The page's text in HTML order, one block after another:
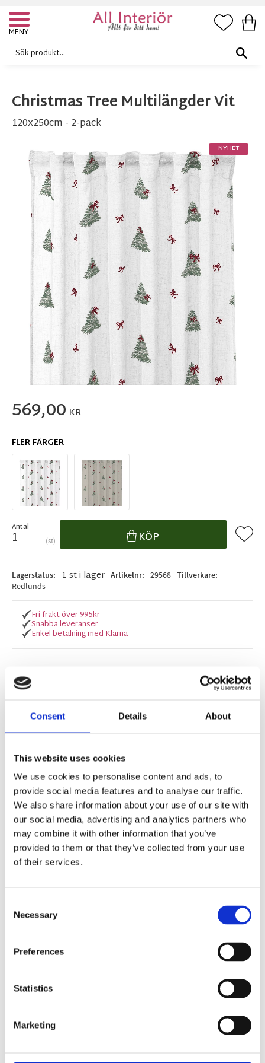
Consent Details About
This website uses cookies
We use cookies to personalise content and ads, to
provide social media features and to analyse our traffic.
We also share information about your use of our site with
our social media, advertising and analytics partners who
may combine it with other information that you’ve
provided to them or that they’ve collected from your use
of their services.
Selection
Necessary
Preferences
Statistics
Marketing
Meny
Christmas Tree Multilängder Vit
120x250cm - 2-pack
NYHET
569,00 KR
FLER FÄRGER
Antal
st KÖP Lägg
Lagerstatus 1 st i lager Artikelnr 29568 Tillverkare
Redlunds
Fri frakt över 995kr
Snabba leveranser
Enkel betalning med Klarna
BESKRIVNING
Söta multibandslängder i 2-pack med mönster
effekt, overlock nertill.
MÅTT OCH SPECIFIKATIONER
Visa alla produkter från Redlunds
Multilängder Vit
Christmas Tree
Lägg till